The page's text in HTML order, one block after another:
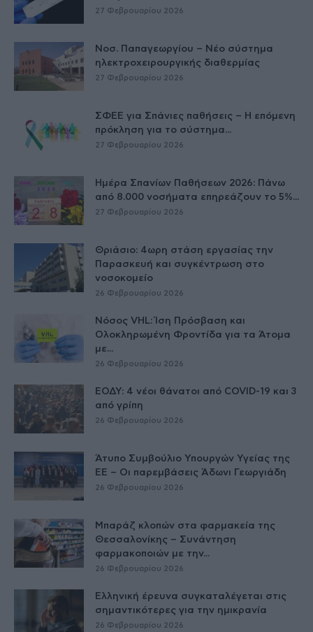
27 Φεβρουαρίου 2026
Νοσ. Παπαγεωργίου – Νέο σύστημα
ηλεκτροχειρουργικής διαθερμίας
27 Φεβρουαρίου 2026
ΣΦΕΕ για Σπάνιες παθήσεις – Η επόμενη
πρόκληση για το σύστημα...
27 Φεβρουαρίου 2026
Ημέρα Σπανίων Παθήσεων 2026: Πάνω
από 8.000 νοσήματα επηρεάζουν το 5%...
27 Φεβρουαρίου 2026
Θριάσιο: 4ωρη στάση εργασίας την
Παρασκευή και συγκέντρωση στο
νοσοκομείο
26 Φεβρουαρίου 2026
Νόσος VHL: Ίση Πρόσβαση και
Ολοκληρωμένη Φροντίδα για τα Άτομα
με...
26 Φεβρουαρίου 2026
ΕΟΔΥ: 4 νέοι θάνατοι από COVID-19 και 3
από γρίπη
26 Φεβρουαρίου 2026
Άτυπο Συμβούλιο Υπουργών Υγείας της
ΕE – Οι παρεμβάσεις Άδωνι Γεωργιάδη
26 Φεβρουαρίου 2026
Μπαράζ κλοπών στα φαρμακεία της
Θεσσαλονίκης – Συνάντηση
φαρμακοποιών με την...
26 Φεβρουαρίου 2026
Ελληνική έρευνα συγκαταλέγεται στις
σημαντικότερες για την ημικρανία
26 Φεβρουαρίου 2026